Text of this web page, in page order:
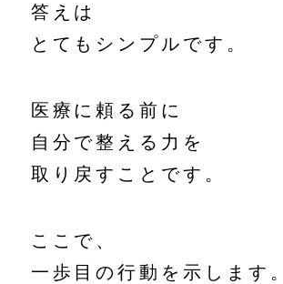
答えは
とてもシンプルです。
医療に頼る前に
自分で整える力を
取り戻すことです。
ここで、
一歩目の行動を示します。